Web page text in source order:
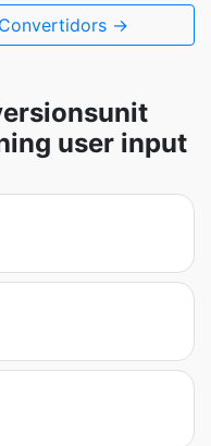
→
user input